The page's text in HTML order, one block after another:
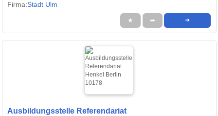
Firma:Stadt Ulm
★ ➦ ➜
Ausbildungsstelle Referendariat